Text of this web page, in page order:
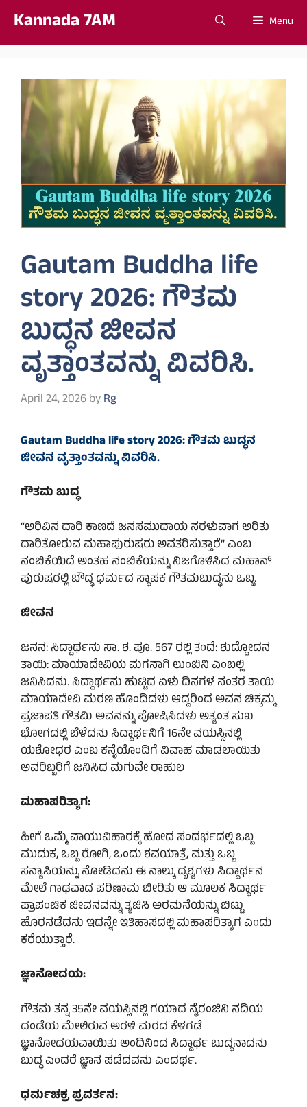
content
Kannada 7AM Menu
Gautam Buddha life
story 2026: ಗೌತಮ
ಬುದ್ಧನ ಜೀವನ
ವೃತ್ತಾಂತವನ್ನು ವಿವರಿಸಿ.
April 24, 2026byRg
Gautam Buddha life story 2026: ಗೌತಮ ಬುದ್ಧನ
ಜೀವನ ವೃತ್ತಾಂತವನ್ನು ವಿವರಿಸಿ.
ಗೌತಮ ಬುದ್ಧ
“ಅರಿವಿನ ದಾರಿ ಕಾಣದೆ ಜನಸಮುದಾಯ ನರಳುವಾಗ ಅರಿತು
ದಾರಿತೋರುವ ಮಹಾಪುರುಷರು ಅವತರಿಸುತ್ತಾರೆ” ಎಂಬ
ನಂಬಿಕೆಯಿದೆ ಅಂತಹ ನಂಬಿಕೆಯನ್ನು ನಿಜಗೊಳಿಸಿದ ಮಹಾನ್
ಪುರುಷರಲ್ಲಿ ಬೌದ್ಧ ಧರ್ಮದ ಸ್ಥಾಪಕ ಗೌತಮಬುದ್ಧನು ಒಬ್ಬ.
ಜೀವನ
ಜನನ: ಸಿದ್ದಾರ್ಥನು ಸಾ. ಶ. ಪೂ. 567 ರಲ್ಲಿ ತಂದೆ: ಶುದ್ಧೋದನ
ತಾಯಿ: ಮಾಯಾದೇವಿಯ ಮಗನಾಗಿ ಲುಂಬಿನಿ ಎಂಬಲ್ಲಿ
ಜನಿಸಿದನು. ಸಿದ್ದಾರ್ಥನು ಹುಟ್ಟಿದ ಏಳು ದಿನಗಳ ನಂತರ ತಾಯಿ
ಮಾಯಾದೇವಿ ಮರಣ ಹೊಂದಿದಳು ಆದ್ದರಿಂದ ಅವನ ಚಿಕ್ಕಮ್ಮ
ಪ್ರಜಾಪತಿ ಗೌತಮಿ ಅವನನ್ನು ಪೋಷಿಸಿದಳು ಅತ್ಯಂತ ಸುಖ
ಭೋಗದಲ್ಲಿ ಬೆಳೆದನು ಸಿದ್ದಾರ್ಥನಿಗೆ 16ನೇ ವಯಸ್ಸಿನಲ್ಲಿ
ಯಶೋಧರ ಎಂಬ ಕನೈಯೊಂದಿಗೆ ವಿವಾಹ ಮಾಡಲಾಯಿತು
ಅವರಿಬ್ಬರಿಗೆ ಜನಿಸಿದ ಮಗುವೇ ರಾಹುಲ
ಮಹಾಪರಿತ್ಯಾಗ:
ಹೀಗೆ ಒಮ್ಮೆ ವಾಯುವಿಹಾರಕ್ಕೆ ಹೋದ ಸಂದರ್ಭದಲ್ಲಿ ಒಬ್ಬ
ಮುದುಕ, ಒಬ್ಬ ರೋಗಿ, ಒಂದು ಶವಯಾತ್ರೆ, ಮತ್ತು ಒಬ್ಬ
ಸನ್ಯಾಸಿಯನ್ನು ನೋಡಿದನು ಈ ನಾಲ್ಕು ದೃಶ್ಯಗಳು ಸಿದ್ದಾರ್ಥನ
ಮೇಲೆ ಗಾಢವಾದ ಪರಿಣಾಮ ಬೀರಿತು ಆ ಮೂಲಕ ಸಿದ್ಧಾರ್ಥ
ಪ್ರಾಪಂಚಿಕ ಜೀವನವನ್ನು ತ್ಯಜಿಸಿ ಅರಮನೆಯನ್ನು ಬಿಟ್ಟು
ಹೊರನಡೆದನು ಇದನ್ನೇ ಇತಿಹಾಸದಲ್ಲಿ ಮಹಾಪರಿತ್ಯಾಗ ಎಂದು
ಕರೆಯುತ್ತಾರೆ.
ಜ್ಞಾನೋದಯ:
ಗೌತಮ ತನ್ನ 35ನೇ ವಯಸ್ಸಿನಲ್ಲಿ ಗಯಾದ ನೈರಂಜಿನಿ ನದಿಯ
ದಂಡೆಯ ಮೇಲಿರುವ ಅರಳಿ ಮರದ ಕೆಳಗಡೆ
ಜ್ಞಾನೋದಯವಾಯಿತು ಅಂದಿನಿಂದ ಸಿದ್ದಾರ್ಥ ಬುದ್ಧನಾದನು
ಬುದ್ಧ ಎಂದರೆ ಜ್ಞಾನ ಪಡೆದವನು ಎಂದರ್ಥ.
ಧರ್ಮಚಕ್ರ ಪ್ರವರ್ತನ: